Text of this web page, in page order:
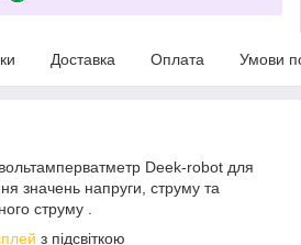
Доставка Оплата Умови
Deek-robot для
значень напруги, струму та
струму .
з підсвіткою